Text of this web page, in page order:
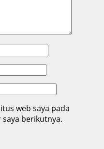
web saya pada
berikutnya.